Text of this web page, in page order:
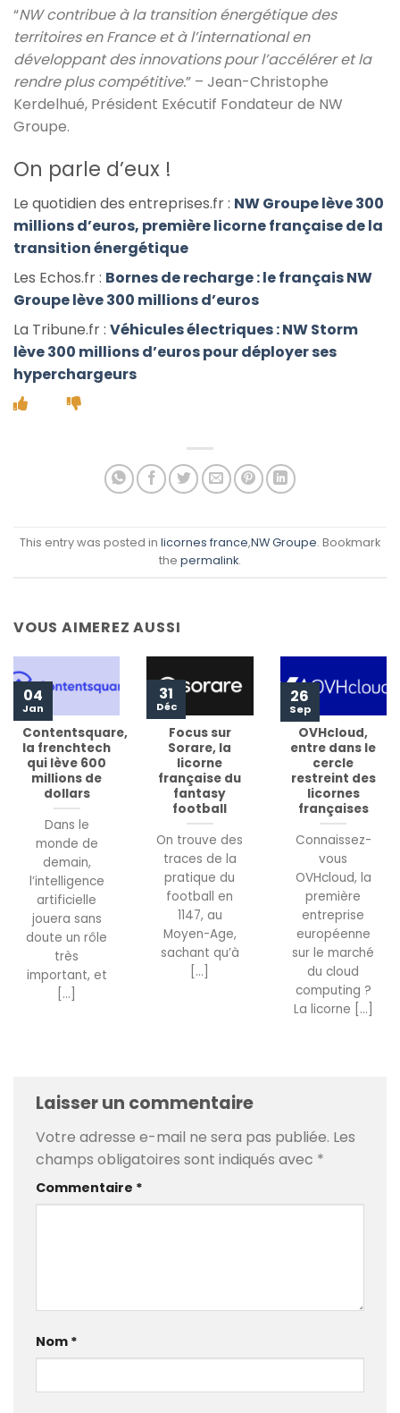
“NW contribue à la transition énergétique des
territoires en France et à l’international en
développant des innovations pour l’accélérer et la
rendre plus compétitive.” – Jean-Christophe
Kerdelhué, Président Exécutif Fondateur de NW
Groupe.
On parle d’eux !
Le quotidien des entreprises.fr : NW Groupe lève 300
millions d’euros, première licorne française de la
transition énergétique
Les Echos.fr : Bornes de recharge : le français NW
Groupe lève 300 millions d’euros
La Tribune.fr : Véhicules électriques : NW Storm
lève 300 millions d’euros pour déployer ses
hyperchargeurs
This entry was posted in licornes france,NW Groupe. Bookmark
the permalink.
VOUS AIMEREZ AUSSI
Contentsquare,
la frenchtech
qui lève 600
millions de
dollars
Dans le
monde de
demain,
l’intelligence
artificielle
jouera sans
doute un rôle
très
important, et
[...]
04
Jan
Focus sur
Sorare, la
licorne
française du
fantasy
football
On trouve des
traces de la
pratique du
football en
1147, au
Moyen-Age,
sachant qu’à
[...]
31
Déc
OVHcloud,
entre dans le
cercle
restreint des
licornes
françaises
Connaissez-
vous
OVHcloud, la
première
entreprise
européenne
sur le marché
du cloud
computing ?
La licorne [...]
26
Sep
Laisser un commentaire
Votre adresse e-mail ne sera pas publiée. Les
champs obligatoires sont indiqués avec *
Commentaire *
Nom *